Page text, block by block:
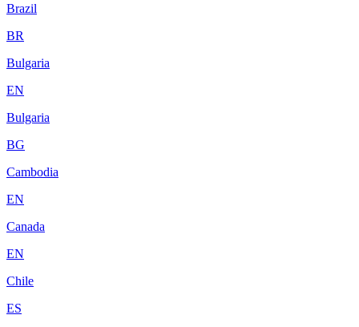
Brazil
BR
Bulgaria
EN
Bulgaria
BG
Cambodia
EN
Canada
EN
Chile
ES